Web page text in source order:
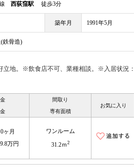
線 西荻窪駅 徒歩3分
築年月 1991年5月
(鉄骨造)
立地。※飲食店不可、業種相談。※入居状況
間取り
専有面積
お気に入り
0ヶ月
万円
ワンルーム
31.2ｍ2